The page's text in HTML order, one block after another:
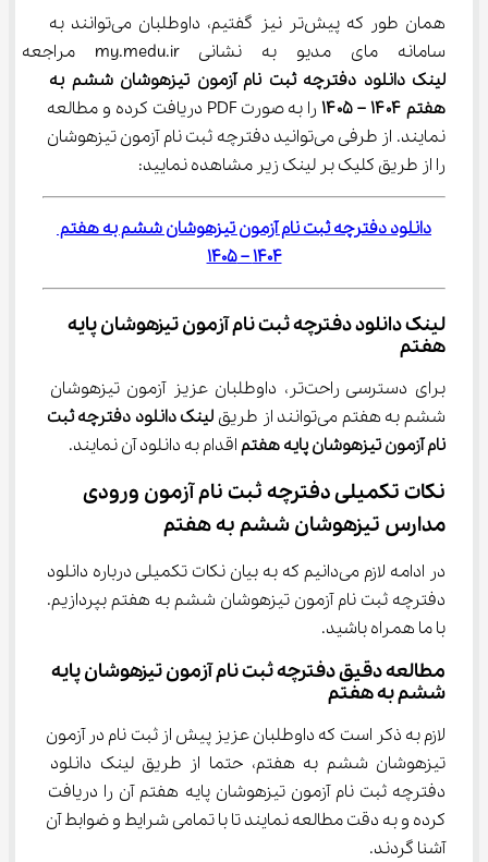
همان طور که پیش‌تر نیز گفتیم، داوطلبان می‌توانند به
سامانه مای مدیو به نشانی my.medu.ir مراجعه کنند و
لینک دانلود دفترچه ثبت نام آزمون تیزهوشان ششم به
هفتم ۱۴۰۴ – ۱۴۰۵
را به صورت PDF دریافت کرده و مطالعه
نمایند. از طرفی می‌توانید دفترچه ثبت نام آزمون تیزهوشان
را از طریق کلیک بر لینک زیر مشاهده نمایید:
دانلود دفترچه ثبت نام آزمون تیزهوشان ششم به هفتم
1404 – 1405
لینک دانلود دفترچه ثبت نام آزمون تیزهوشان پایه
هفتم
برای دسترسی راحت‌تر، داوطلبان عزیز آزمون تیزهوشان
ششم به هفتم می‌توانند از طریق
لینک دانلود دفترچه ثبت
نام آزمون تیزهوشان پایه هفتم اقدام به دانلود آن نمایند.
نکات تکمیلی دفترچه ثبت نام آزمون ورودی
مدارس تیزهوشان ششم به هفتم
در ادامه لازم می‌دانیم که به بیان نکات تکمیلی درباره دانلود
دفترچه ثبت نام آزمون تیزهوشان ششم به هفتم بپردازیم.
با ما همراه باشید.
مطالعه دقیق دفترچه ثبت نام آزمون تیزهوشان پایه
ششم به هفتم
لازم به ذکر است که داوطلبان عزیز پیش از ثبت نام در آزمون
تیزهوشان ششم به هفتم، حتما از طریق لینک دانلود
دفترچه ثبت نام آزمون تیزهوشان پایه هفتم آن را دریافت
کرده و به دقت مطالعه نمایند تا با تمامی شرایط و ضوابط آن
آشنا گردند.